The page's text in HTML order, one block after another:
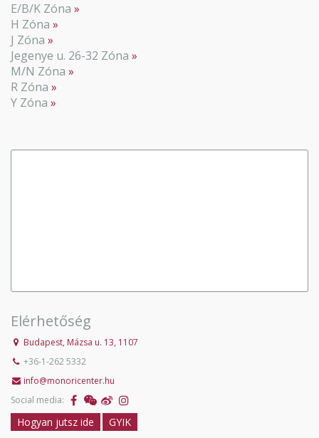
E/B/K Zóna
H Zóna
J Zóna
Jegenye u. 26-32 Zóna
M/N Zóna
R Zóna
Y Zóna
Elérhetőség
Budapest, Mázsa u. 13, 1107
+36-1-262 5332
info@monoricenter.hu
Social media:
Hogyan jutsz ide GYIK